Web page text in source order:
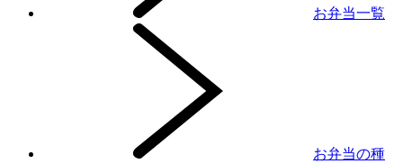
お弁当一覧
お弁当の種